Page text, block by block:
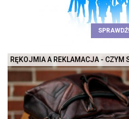
SPRAWDŹ!
RĘKOJMIA A REKLAMACJA - CZYM